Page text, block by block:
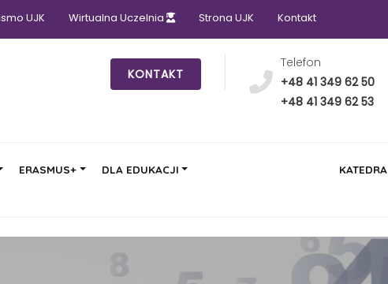
UJK Wirtualna Uczelnia Strona UJK Kontakt
KONTAKT
Telefon
+48 41 349 62 50
+48 41 349 62 53
ERASMUS+ DLA EDUKACJI KATEDRA